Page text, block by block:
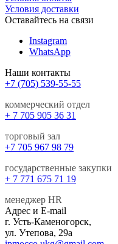
Условия доставки
Оставайтесь на связи
Instagram
WhatsApp
Наши контакты
+7 (705) 539-55-55
коммерческий отдел
+ 7 705 905 36 31
торговый зал
+7 705 967 98 79
государственные закупки
+ 7 771 675 71 19
менеджер HR
Адрес и E-mail
г. Усть-Каменогорск,
ул. Утепова, 29а